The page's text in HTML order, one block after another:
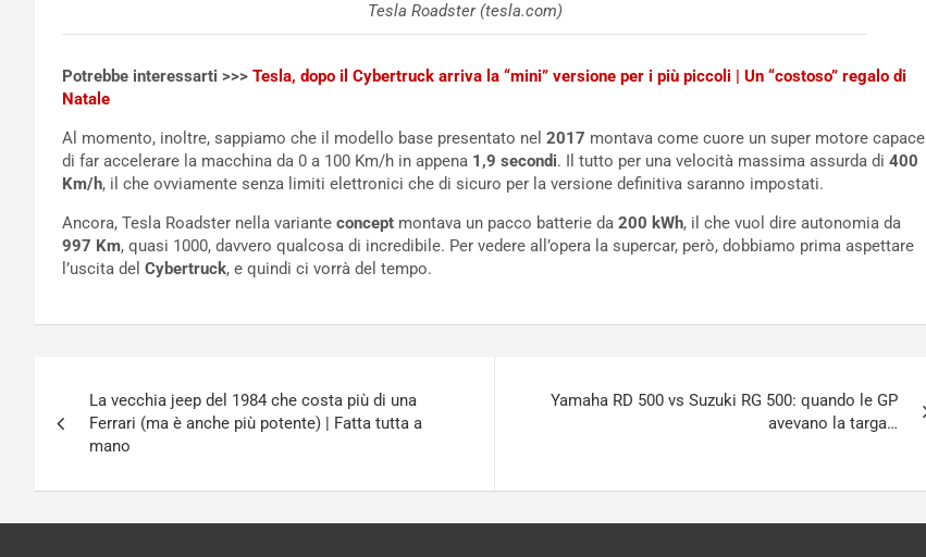
Tesla Roadster (tesla.com)
Potrebbe interessarti >>> Tesla, dopo il Cybertruck arriva la “mini” versione per i più piccoli | Un “costoso” regalo di
Natale
Al momento, inoltre, sappiamo che il modello base presentato nel 2017 montava come cuore un super motore capace
di far accelerare la macchina da 0 a 100 Km/h in appena 1,9 secondi. Il tutto per una velocità massima assurda di 400
Km/h, il che ovviamente senza limiti elettronici che di sicuro per la versione definitiva saranno impostati.
Ancora, Tesla Roadster nella variante concept montava un pacco batterie da 200 kWh, il che vuol dire autonomia da
997 Km, quasi 1000, davvero qualcosa di incredibile. Per vedere all’opera la supercar, però, dobbiamo prima aspettare
l’uscita del Cybertruck, e quindi ci vorrà del tempo.
articoli
La vecchia jeep del 1984 che costa più di una
Ferrari (ma è anche più potente) | Fatta tutta a
mano
Yamaha RD 500 vs Suzuki RG 500: quando le GP
avevano la targa…